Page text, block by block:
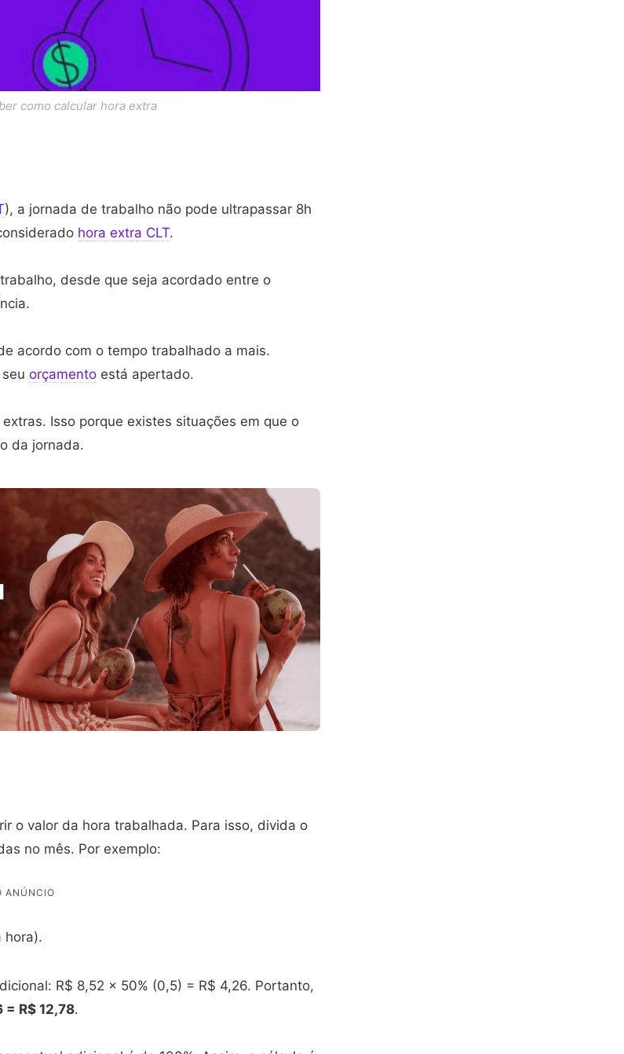
como calcular hora extra
), a jornada de trabalho não pode ultrapassar 8h
hora extra CLT.
desde que seja acordado entre o
acordo com o tempo trabalhado a mais.
orçamento está apertado.
Isso porque existes situações em que o
da jornada.
o valor da hora trabalhada. Para isso, divida o
no mês. Por exemplo:
hora).
R$ 8,52 x 50% (0,5) = R$ 4,26. Portanto,
= R$ 12,78.